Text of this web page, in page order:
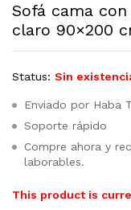
Sofá cama
claro 90×200
Status: Sin
Enviado por Haba
Soporte rápido
Compre ahora y
laborables.
This product is